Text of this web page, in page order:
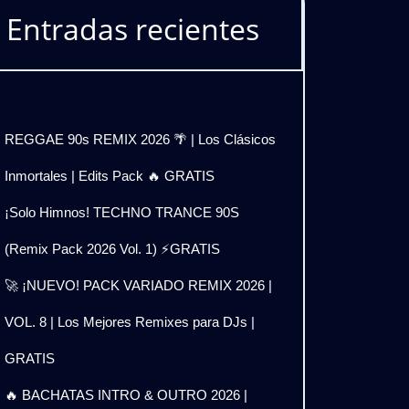
Entradas recientes
REGGAE 90s REMIX 2026 🌴 | Los Clásicos
Inmortales | Edits Pack 🔥 GRATIS
¡Solo Himnos! TECHNO TRANCE 90S
(Remix Pack 2026 Vol. 1) ⚡GRATIS
🚀 ¡NUEVO! PACK VARIADO REMIX 2026 |
VOL. 8 | Los Mejores Remixes para DJs |
GRATIS
🔥 BACHATAS INTRO & OUTRO 2026 |